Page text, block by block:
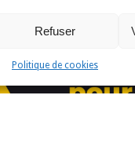
Refuser
Politique de cookies